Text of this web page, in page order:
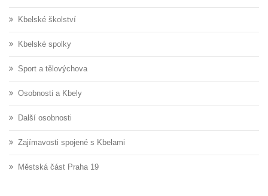
Kbelské školství
Kbelské spolky
Sport a tělovýchova
Osobnosti a Kbely
Další osobnosti
Zajímavosti spojené s Kbelami
Městská část Praha 19